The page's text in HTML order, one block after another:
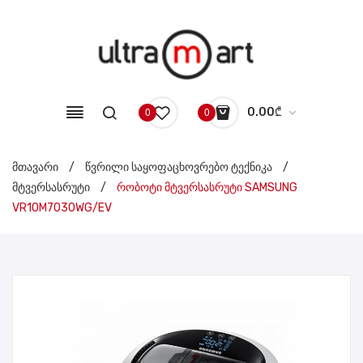
0 0 0.00₾
No products in the cart.
მთავარი / წვრილი საყოფაცხოვრებო ტექნიკა
/
მტვერსასრუტი
/
რობოტი მტვერსასრუტი SAMSUNG
VR10M7030WG/EV